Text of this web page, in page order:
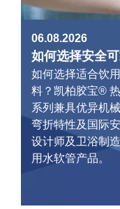
06.08.2026
如何选择安全
如何选择适合饮
料？凯柏胶宝®
系列兼具优异机
弯折特性及国际
设计师及卫浴制
用水软管产品。